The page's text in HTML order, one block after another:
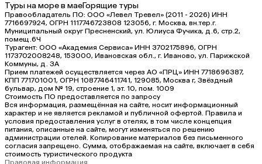
Туры на море в маеГорящие туры
Правообладатель ПО: ООО «Левел Тревел» (2011 - 2026) ИНН
7716697924, ОГРН 1117746723808 123056, г. Москва, вн.тер.г.
Муниципальный округ Пресненский, ул. Юлиуса Фучика, д.6, стр.2,
помещ.6Ч
Турагент: ООО «Академия Сервиса» ИНН 3702175896, ОГРН
1173702008248, 153000, Ивановская обл., г. Иваново, ул. Парижской
Коммуны, д. ЗА
Прием платежей осуществляется через АО «ПРЦ» ИНН 7718696387,
КПП 771701001, ОГРН 1087746411741, 129085, Москва г, Звёздный
бульвар, дом № 19, строение 1, эт. 10, пом. 1009
Стоимость ПО предоставляется по запросу
Вся информация, размещённая на сайте, носит информационный
характер и не является рекламой и публичной офертой. Правила и
условия предоставления услуг в отелях, в том числе концепция
питания, описанные на сайте, могут изменяться по решению
администрации отелей. Копирование материалов без письменного
согласия запрещено. Сумма, отображаемая на сайте, включает в себя
стоимость туристического продукта
Правовая информация